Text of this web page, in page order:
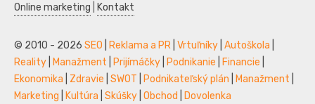
Online marketing
Kontakt
© 2010 - 2026 SEO Reklama a PR Vrtuľníky Autoškola
Reality
Manažment Prijímáčky Podnikanie Financie
Ekonomika
Zdravie SWOT Podnikateľský plán Manažment
Marketing
Kultúra Skúšky Obchod Dovolenka